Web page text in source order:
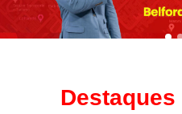
Destaques